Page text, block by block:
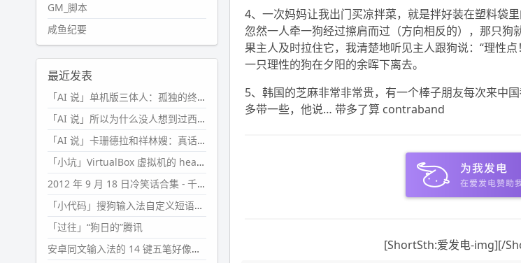
4、一次妈妈让我出门买凉拌菜，就是拌好装在塑料袋
忽然一人牵一狗经过擦肩而过（方向相反的），那只狗
果主人及时拉住它，我清楚地听见主人跟狗说：“理性
一只理性的狗在夕阳的余晖下离去。
5、韩国的芝麻非常非常贵，有一个棒子朋友每次来中
多带一些，他说… 带多了算 contraband
[ShortSth:爱发电-img][/
GM_脚本
咸鱼纪要
最近发表
「AI 说」单机版三体人：孤独的终极形态
「AI 说」所以为什么没人想到过西西弗斯的膝盖状态？
「AI 说」卡珊德拉和祥林嫂：真话者的悲剧
「小坑」VirtualBox 虚拟机的 headless 启动方式
2012 年 9 月 18 日冷笑话合集 - 千万别惹女人
「小代码」搜狗输入法自定义短语分片管理「Python」
「过往」“狗日的”腾讯
安卓同文输入法的 14 键五笔好像终于能用了?